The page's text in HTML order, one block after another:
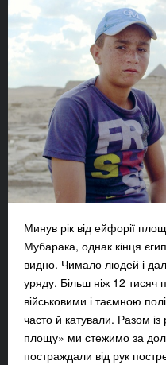
Минув рік від ейфорії
Мубарака, однак кінця
видно. Чимало людей і
уряду. Більш ніж 12 тисяч
військовими і таємною
часто й катували. Разом
площу» ми стежимо за
постраждали від рук